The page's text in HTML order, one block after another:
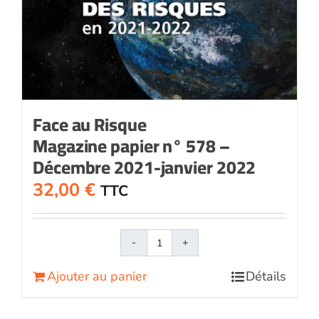
Face au Risque
Magazine papier n° 578 –
Décembre 2021-janvier 2022
32,00 € TTC
quantité
Ajouter au panier Détails